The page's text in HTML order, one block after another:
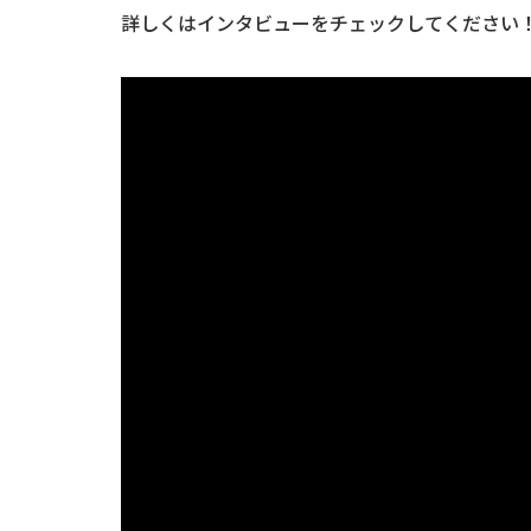
詳しくはインタビューをチェックしてください